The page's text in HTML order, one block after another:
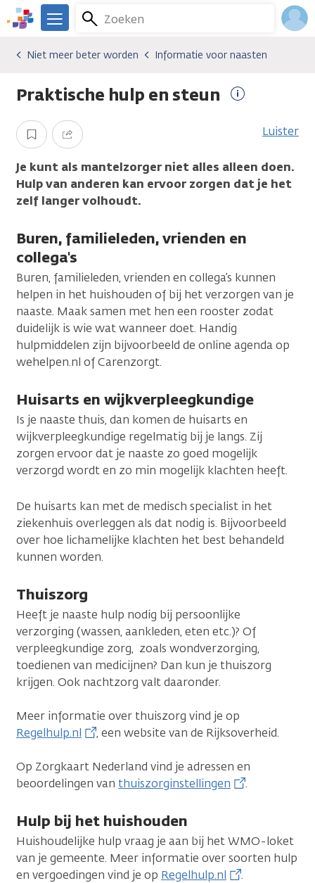
Overslaan
en
gaan
We
er
je.
Zoeken
Menu
Gevolgen van kanker
Niet meer beter worden
Informatie voor naasten
Niet meer beter worden Informatie voor naasten
Praktische hulp en steun
informatie
Opslaan Delen Luister
Je kunt als mantelzorger niet alles alleen doen.
Hulp van anderen kan ervoor zorgen dat je het
zelf langer volhoudt.
Buren, familieleden, vrienden en
collega's
Buren, familieleden, vrienden en collega’s kunnen
helpen in het huishouden of bij het verzorgen van je
naaste. Maak samen met hen een rooster zodat
duidelijk is wie wat wanneer doet. Handig
hulpmiddelen zijn bijvoorbeeld de online agenda op
wehelpen.nl of Carenzorgt.
Huisarts en wijkverpleegkundige
Is je naaste thuis, dan komen de huisarts en
wijkverpleegkundige regelmatig bij je langs. Zij
zorgen ervoor dat je naaste zo goed mogelijk
verzorgd wordt en zo min mogelijk klachten heeft.
De huisarts kan met de medisch specialist in het
ziekenhuis overleggen als dat nodig is. Bijvoorbeeld
over hoe lichamelijke klachten het best behandeld
kunnen worden.
Thuiszorg
Heeft je naaste hulp nodig bij persoonlijke
verzorging (wassen, aankleden, eten etc.)? Of
verpleegkundige zorg, zoals wondverzorging,
toedienen van medicijnen? Dan kun je thuiszorg
krijgen. Ook nachtzorg valt daaronder.
Meer informatie over thuiszorg vind je op
Regelhulp.nl
, een website van de Rijksoverheid.
Op Zorgkaart Nederland vind je adressen en
beoordelingen van thuiszorginstellingen .
Hulp bij het huishouden
Huishoudelijke hulp vraag je aan bij het WMO-loket
van je gemeente. Meer informatie over soorten hulp
en vergoedingen vind je op Regelhulp.nl .